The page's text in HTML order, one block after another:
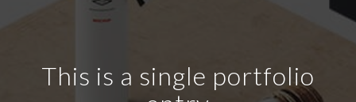
This is a single portfolio